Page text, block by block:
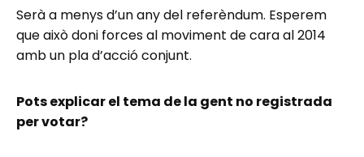
Serà a menys d’un any del referèndum. Esperem
que això doni forces al moviment de cara al 2014
amb un pla d’acció conjunt.
Pots explicar el tema de la gent no registrada
per votar?